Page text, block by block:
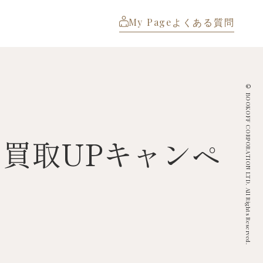
My Pageよくある質問
取UPキャンペ © BOOKOFF CORPORATION LTD. All Rights Reserved.